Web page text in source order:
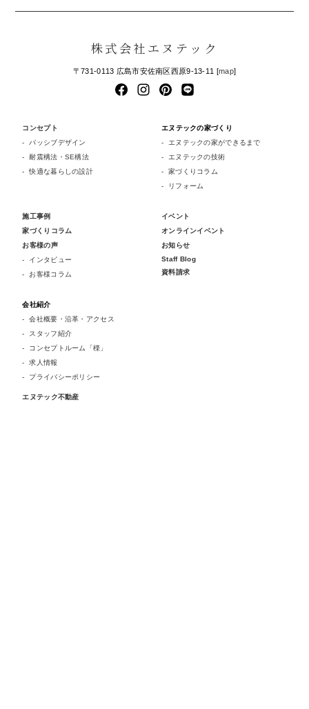
株式会社エヌテック
〒731-0113 広島市安佐南区西原9-13-11 [map]
コンセプト
パッシブデザイン
耐震構法・SE構法
快適な暮らしの設計
エヌテックの家づくり
エヌテックの家ができるまで
エヌテックの技術
家づくりコラム
リフォーム
施工事例
家づくりコラム
お客様の声
インタビュー
お客様コラム
イベント
オンラインイベント
お知らせ
Staff Blog
資料請求
会社紹介
会社概要・沿革・アクセス
スタッフ紹介
コンセプトルーム「檪」
求人情報
プライバシーポリシー
エヌテック不動産